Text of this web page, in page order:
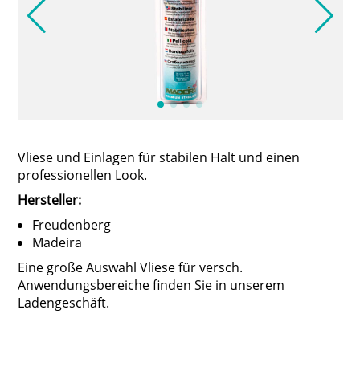
Vliese und Einlagen für stabilen Halt und einen
professionellen Look.
Hersteller:
Freudenberg
Madeira
Eine große Auswahl Vliese für versch.
Anwendungsbereiche finden Sie in unserem
Ladengeschäft.